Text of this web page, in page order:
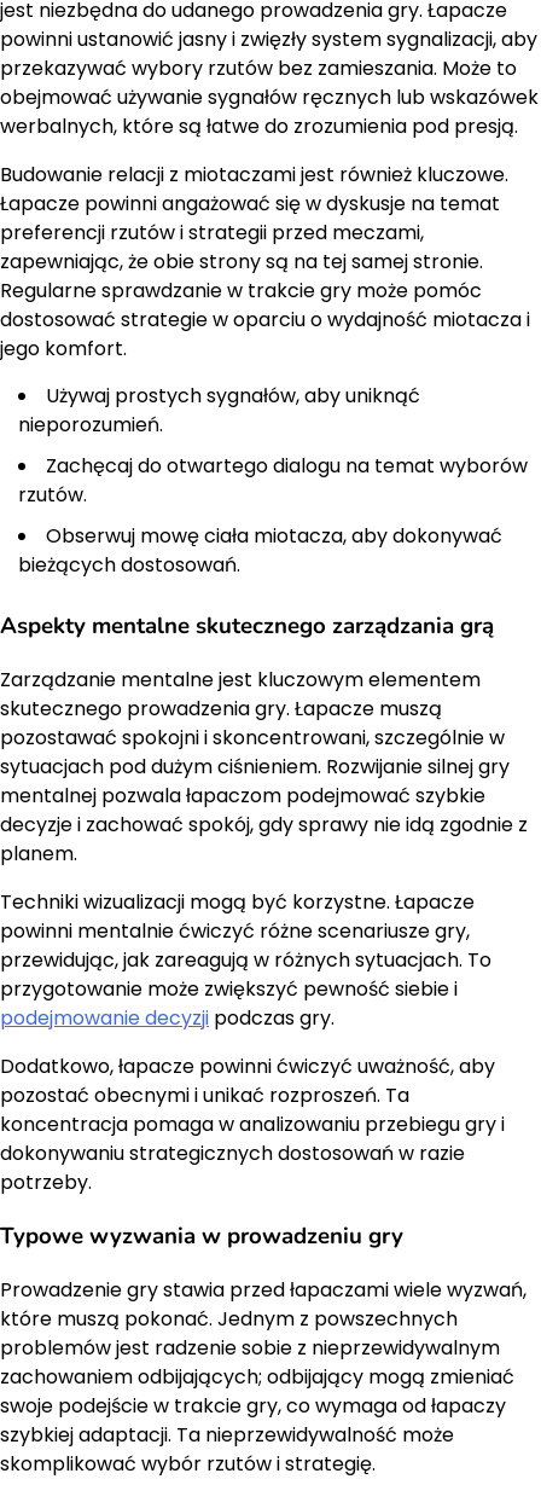
jest niezbędna do udanego prowadzenia gry. Łapacze
powinni ustanowić jasny i zwięzły system sygnalizacji, aby
przekazywać wybory rzutów bez zamieszania. Może to
obejmować używanie sygnałów ręcznych lub wskazówek
werbalnych, które są łatwe do zrozumienia pod presją.
Budowanie relacji z miotaczami jest również kluczowe.
Łapacze powinni angażować się w dyskusje na temat
preferencji rzutów i strategii przed meczami,
zapewniając, że obie strony są na tej samej stronie.
Regularne sprawdzanie w trakcie gry może pomóc
dostosować strategie w oparciu o wydajność miotacza i
jego komfort.
Używaj prostych sygnałów, aby uniknąć
nieporozumień.
Zachęcaj do otwartego dialogu na temat wyborów
rzutów.
Obserwuj mowę ciała miotacza, aby dokonywać
bieżących dostosowań.
Aspekty mentalne skutecznego zarządzania grą
Zarządzanie mentalne jest kluczowym elementem
skutecznego prowadzenia gry. Łapacze muszą
pozostawać spokojni i skoncentrowani, szczególnie w
sytuacjach pod dużym ciśnieniem. Rozwijanie silnej gry
mentalnej pozwala łapaczom podejmować szybkie
decyzje i zachować spokój, gdy sprawy nie idą zgodnie z
planem.
Techniki wizualizacji mogą być korzystne. Łapacze
powinni mentalnie ćwiczyć różne scenariusze gry,
przewidując, jak zareagują w różnych sytuacjach. To
przygotowanie może zwiększyć pewność siebie i
podejmowanie decyzji podczas gry.
Dodatkowo, łapacze powinni ćwiczyć uważność, aby
pozostać obecnymi i unikać rozproszeń. Ta
koncentracja pomaga w analizowaniu przebiegu gry i
dokonywaniu strategicznych dostosowań w razie
potrzeby.
Typowe wyzwania w prowadzeniu gry
Prowadzenie gry stawia przed łapaczami wiele wyzwań,
które muszą pokonać. Jednym z powszechnych
problemów jest radzenie sobie z nieprzewidywalnym
zachowaniem odbijających; odbijający mogą zmieniać
swoje podejście w trakcie gry, co wymaga od łapaczy
szybkiej adaptacji. Ta nieprzewidywalność może
skomplikować wybór rzutów i strategię.